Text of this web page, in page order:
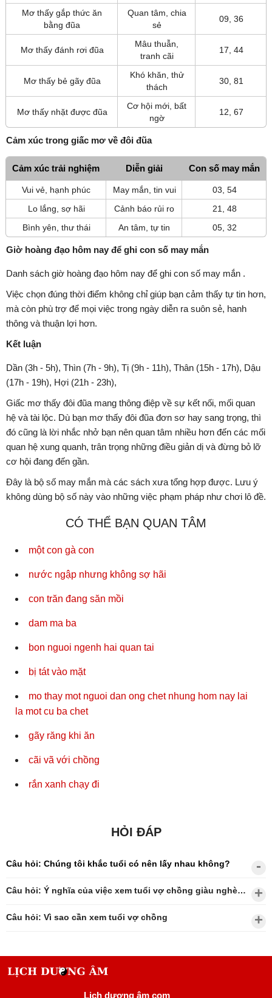
Mơ thấy gắp thức ăn
bằng đũa
Quan tâm, chia
sẻ
09, 36
Mơ thấy đánh rơi đũa
Mâu thuẫn,
tranh cãi
17, 44
Mơ thấy bẻ gãy đũa
Khó khăn, thử
thách
30, 81
Mơ thấy nhặt được đũa
Cơ hội mới, bất
ngờ
12, 67
Cảm xúc trong giấc mơ về đôi đũa
Cảm xúc trải nghiệm Diễn giải Con số may mắn
Vui vẻ, hạnh phúc May mắn, tin vui
03, 54
Lo lắng, sợ hãi
Cảnh báo rủi ro
21, 48
Bình yên, thư thái
An tâm, tự tin 05, 32
Giờ hoàng đạo hôm nay để ghi con số may mắn
Danh sách giờ hoàng đạo hôm nay để ghi con số may mắn .
Việc chọn đúng thời điểm không chỉ giúp bạn cảm thấy tự tin hơn,
mà còn phù trợ để mọi việc trong ngày diễn ra suôn sẻ, hanh
thông và thuận lợi hơn.
Kết luận
Dần (3h - 5h), Thìn (7h - 9h), Tị (9h - 11h), Thân (15h - 17h), Dậu
(17h - 19h), Hợi (21h - 23h),
Giấc mơ thấy đôi đũa mang thông điệp về sự kết nối, mối quan
hệ và tài lộc. Dù bạn mơ thấy đôi đũa đơn sơ hay sang trọng, thì
đó cũng là lời nhắc nhở bạn nên quan tâm nhiều hơn đến các mối
quan hệ xung quanh, trân trọng những điều giản dị và đừng bỏ lỡ
cơ hội đang đến gần.
Đây là bộ số may mắn mà các sách xưa tổng hợp được. Lưu ý
không dùng bộ số này vào những việc phạm pháp như chơi lô đề.
CÓ THỂ BẠN QUAN TÂM
một con gà con
nước ngập nhưng không sợ hãi
con trăn đang săn mồi
dam ma ba
bon nguoi ngenh hai quan tai
bị tát vào mặt
mo thay mot nguoi dan ong chet nhung hom nay lai
la mot cu ba chet
gãy răng khi ăn
cãi vã với chồng
rắn xanh chạy đi
HỎI ĐÁP
Câu hỏi: Chúng tôi khắc tuổi có nên lấy nhau không?
Câu hỏi: Ý nghĩa của việc xem tuổi vợ chồng giàu nghèo?
Câu hỏi: Vì sao cần xem tuổi vợ chồng
Lịch dương âm com